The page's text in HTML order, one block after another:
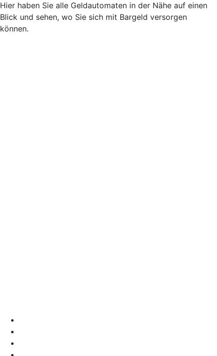
Hier haben Sie alle Geldautomaten in der Nähe auf einen
Blick und sehen, wo Sie sich mit Bargeld versorgen
können.